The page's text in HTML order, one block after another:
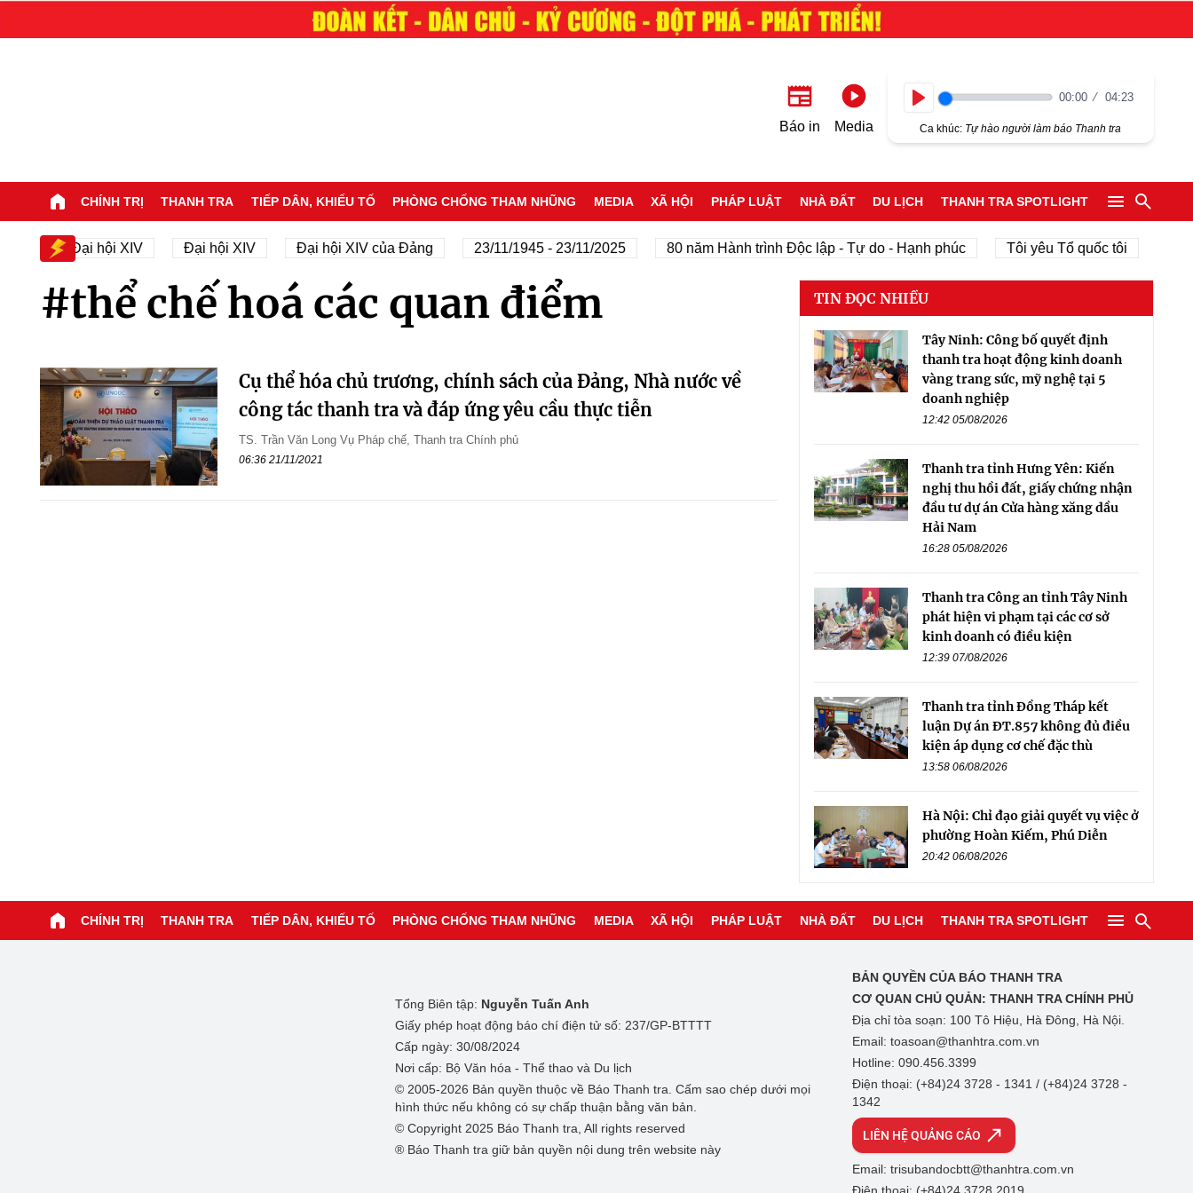
Báo in Media
00:00 04:23
Ca khúc: Tự hào người làm báo Thanh tra
CHÍNH TRỊ THANH TRA TIẾP DÂN, KHIẾU TỐ PHÒNG CHỐNG THAM NHŨNG MEDIA XÃ HỘI PHÁP LUẬT NHÀ ĐẤT DU LỊCH THANH TRA SPOTLIGHT
Nhân sự Đại hội XIV Đại hội XIV Đại hội XIV của Đảng 23/11/1945 - 23/11/2025 80 năm Hành trình Độc lập - Tự do - Hạnh phúc Tôi yêu Tổ quốc tôi
#thể chế hoá các quan điểm
Cụ thể hóa chủ trương, chính sách của Đảng, Nhà nước về
công tác thanh tra và đáp ứng yêu cầu thực tiễn
TS. Trần Văn Long Vụ Pháp chế, Thanh tra Chính phủ
06:36 21/11/2021
TIN ĐỌC NHIỀU
Tây Ninh: Công bố quyết định
thanh tra hoạt động kinh doanh
vàng trang sức, mỹ nghệ tại 5
doanh nghiệp
12:42 05/08/2026
Thanh tra tỉnh Hưng Yên: Kiến
nghị thu hồi đất, giấy chứng nhận
đầu tư dự án Cửa hàng xăng dầu
Hải Nam
16:28 05/08/2026
Thanh tra Công an tỉnh Tây Ninh
phát hiện vi phạm tại các cơ sở
kinh doanh có điều kiện
12:39 07/08/2026
Thanh tra tỉnh Đồng Tháp kết
luận Dự án ĐT.857 không đủ điều
kiện áp dụng cơ chế đặc thù
13:58 06/08/2026
Hà Nội: Chỉ đạo giải quyết vụ việc ở
phường Hoàn Kiếm, Phú Diễn
20:42 06/08/2026
CHÍNH TRỊ THANH TRA TIẾP DÂN, KHIẾU TỐ PHÒNG CHỐNG THAM NHŨNG MEDIA XÃ HỘI PHÁP LUẬT NHÀ ĐẤT DU LỊCH THANH TRA SPOTLIGHT
Tổng Biên tập: Nguyễn Tuấn Anh
Giấy phép hoạt động báo chí điện tử số: 237/GP-BTTTT
Cấp ngày: 30/08/2024
Nơi cấp: Bộ Văn hóa - Thể thao và Du lịch
© 2005-2026 Bản quyền thuộc về Báo Thanh tra. Cấm sao chép dưới mọi
hình thức nếu không có sự chấp thuận bằng văn bản.
© Copyright 2025 Báo Thanh tra, All rights reserved
® Báo Thanh tra giữ bản quyền nội dung trên website này
BẢN QUYỀN CỦA BÁO THANH TRA
CƠ QUAN CHỦ QUẢN: THANH TRA CHÍNH PHỦ
Địa chỉ tòa soạn: 100 Tô Hiệu, Hà Đông, Hà Nội.
Email: toasoan@thanhtra.com.vn
Hotline: 090.456.3399
Điện thoại: (+84)24 3728 - 1341 / (+84)24 3728 -
1342
LIÊN HỆ QUẢNG CÁO
Email: trisubandocbtt@thanhtra.com.vn